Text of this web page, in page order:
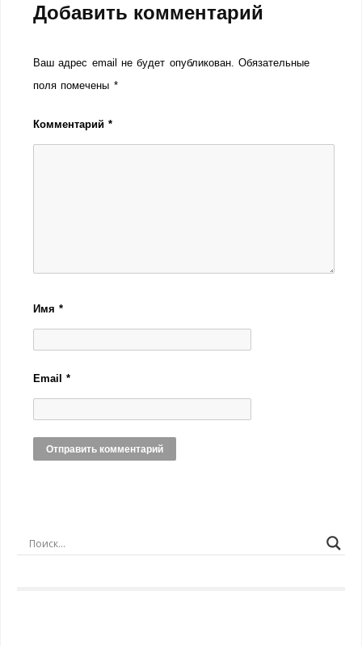
Добавить комментарий
Ваш адрес email не будет опубликован. Обязательные
поля помечены *
Комментарий*
Имя*
Email*